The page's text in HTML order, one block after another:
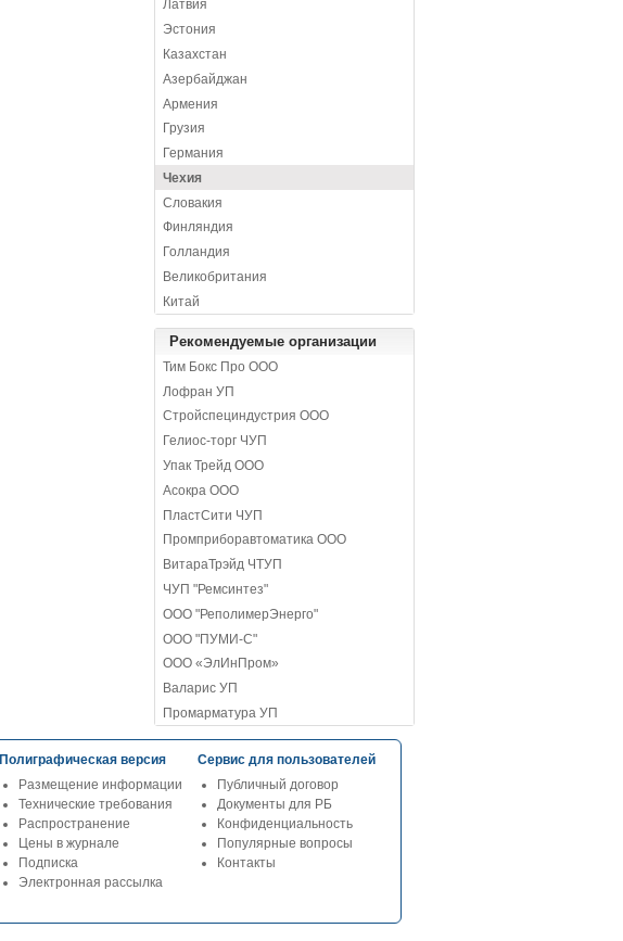
Латвия
Эстония
Казахстан
Азербайджан
Армения
Грузия
Германия
Чехия
Словакия
Финляндия
Голландия
Великобритания
Китай
Рекомендуемые организации
Тим Бокс Про ООО
Лофран УП
Стройспециндустрия ООО
Гелиос-торг ЧУП
Упак Трейд ООО
Асокра ООО
ПластСити ЧУП
Промприборавтоматика ООО
ВитараТрэйд ЧТУП
ЧУП "Ремсинтез"
ООО "РеполимерЭнерго"
ООО "ПУМИ-С"
ООО «ЭлИнПром»
Валарис УП
Промарматура УП
Полиграфическая версия
Размещение информации
Технические требования
Распространение
Цены в журнале
Подписка
Электронная рассылка
Сервис для пользователей
Публичный договор
Документы для РБ
Конфиденциальность
Популярные вопросы
Контакты